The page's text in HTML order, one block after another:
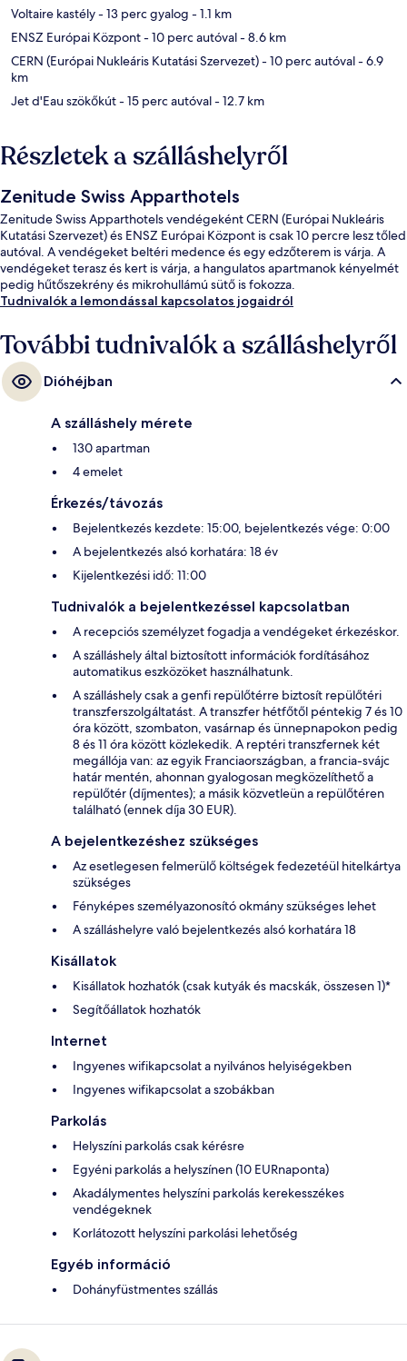
Voltaire kastély- 13 perc gyalog - 1.1 km
ENSZ Európai Központ- 10 perc autóval- 8.6 km
CERN (Európai Nukleáris Kutatási Szervezet)- 10 perc autóval- 6.9
km
Jet d'Eau szökőkút- 15 perc autóval- 12.7 km
Részletek a szálláshelyről
Zenitude Swiss Apparthotels
Zenitude Swiss Apparthotels vendégeként CERN (Európai Nukleáris
Kutatási Szervezet) és ENSZ Európai Központ is csak 10 percre lesz tőled
autóval. A vendégeket beltéri medence és egy edzőterem is várja. A
vendégeket terasz és kert is várja, a hangulatos apartmanok kényelmét
pedig hűtőszekrény és mikrohullámú sütő is fokozza.
Tudnivalók a lemondással kapcsolatos jogaidról
További tudnivalók a szálláshelyről
Dióhéjban
A szálláshely mérete
130 apartman
4 emelet
Érkezés/távozás
Bejelentkezés kezdete: 15:00, bejelentkezés vége: 0:00
A bejelentkezés alsó korhatára: 18 év
Kijelentkezési idő: 11:00
Tudnivalók a bejelentkezéssel kapcsolatban
A recepciós személyzet fogadja a vendégeket érkezéskor.
A szálláshely által biztosított információk fordításához
automatikus eszközöket használhatunk.
A szálláshely csak a genfi repülőtérre biztosít repülőtéri
transzferszolgáltatást. A transzfer hétfőtől péntekig 7 és 10
óra között, szombaton, vasárnap és ünnepnapokon pedig
8 és 11 óra között közlekedik. A reptéri transzfernek két
megállója van: az egyik Franciaországban, a francia-svájc
határ mentén, ahonnan gyalogosan megközelíthető a
repülőtér (díjmentes); a másik közvetleün a repülőtéren
található (ennek díja 30 EUR).
A bejelentkezéshez szükséges
Az esetlegesen felmerülő költségek fedezetéül hitelkártya
szükséges
Fényképes személyazonosító okmány szükséges lehet
A szálláshelyre való bejelentkezés alsó korhatára 18
Kisállatok
Kisállatok hozhatók (csak kutyák és macskák, összesen 1)*
Segítőállatok hozhatók
Internet
Ingyenes wifikapcsolat a nyilvános helyiségekben
Ingyenes wifikapcsolat a szobákban
Parkolás
Helyszíni parkolás csak kérésre
Egyéni parkolás a helyszínen (10 EURnaponta)
Akadálymentes helyszíni parkolás kerekesszékes
vendégeknek
Korlátozott helyszíni parkolási lehetőség
Egyéb információ
Dohányfüstmentes szállás